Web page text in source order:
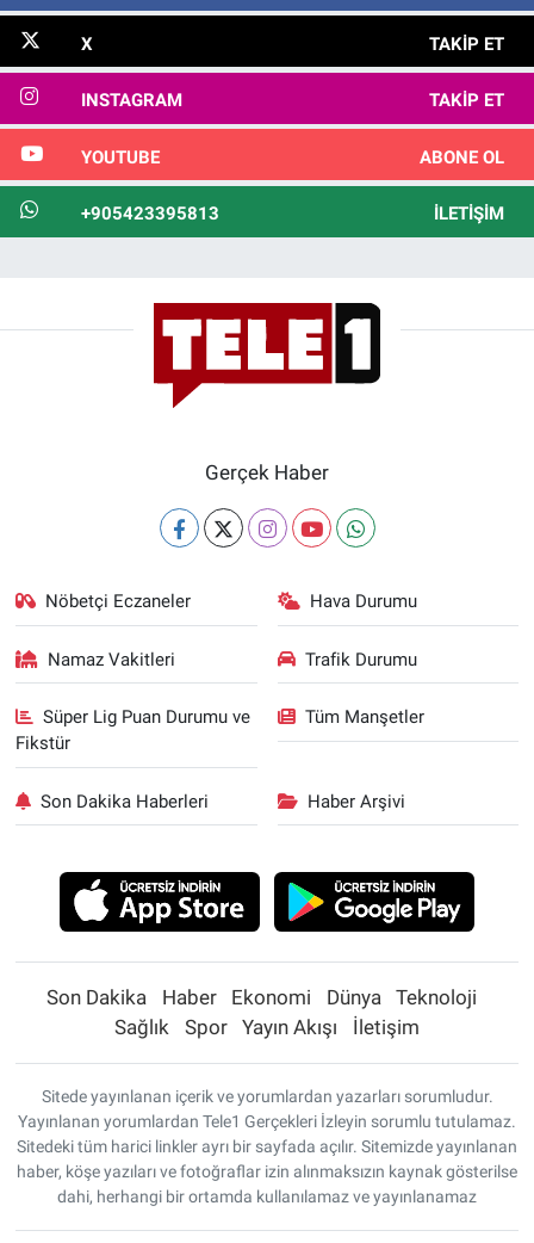
X TAKIP ET
INSTAGRAM TAKIP ET
YOUTUBE ABONE OL
+905423395813 İLETIŞIM
Gerçek Haber
Nöbetçi Eczaneler Hava Durumu
Namaz Vakitleri Trafik Durumu
Süper Lig Puan Durumu ve
Fikstür
Tüm Manşetler
Son Dakika Haberleri Haber Arşivi
Son Dakika Haber Ekonomi Dünya
Teknoloji
Sağlık
Spor Yayın Akışı İletişim
Sitede yayınlanan içerik ve yorumlardan yazarları sorumludur.
Yayınlanan yorumlardan Tele1 Gerçekleri İzleyin sorumlu tutulamaz.
Sitedeki tüm harici linkler ayrı bir sayfada açılır. Sitemizde yayınlanan
haber, köşe yazıları ve fotoğraflar izin alınmaksızın kaynak gösterilse
dahi, herhangi bir ortamda kullanılamaz ve yayınlanamaz